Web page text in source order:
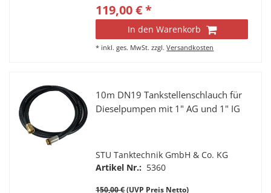
119,00 € *
In den Warenkorb
* inkl. ges. MwSt. zzgl.Versandkosten
10m DN19 Tankstellenschlauch für
Dieselpumpen mit 1" AG und 1" IG
STU Tanktechnik GmbH & Co. KG
Artikel Nr.: 5360
150,00 €(UVP Preis Netto)